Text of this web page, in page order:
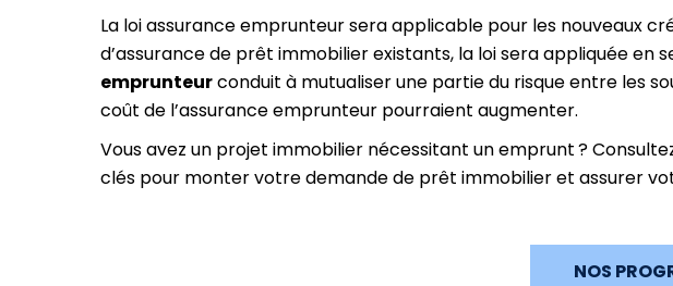
La loi assurance emprunteur sera applicable pour les nouveaux
d’assurance de prêt immobilier existants, la loi sera appliquée
emprunteurconduit à mutualiser une partie du risque entre les
coût de l’assurance emprunteur pourraient augmenter.
Vous avez un projet immobilier nécessitant un emprunt ?
clés pour monter votre demande de prêt immobilier et assurer
NOS